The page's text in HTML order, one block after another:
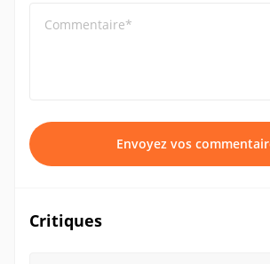
Commentaire*
Envoyez vos
Critiques